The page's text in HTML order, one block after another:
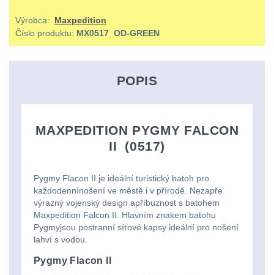
Kontakty
lm
510
2000
Nad
2000
tašky
Dětské
Ledvinky
Duffle
zbraniam
Popruhy
Velký
dlouhé
Multi-
range
Krátka
Ponča
kukly,
Chrániče
sluchu
Nášivky
Svítilny pro
Svítilny pro 26650
baterie1
Svítilny pro CR123A
nebo Li-ion 16340
baterie5
Výrobca: Maxpedition
Číslo produktu: MX0517_OD-GREEN
POPIS
MAXPEDITION PYGMY FALCON
II (0517)
Pygmy Flacon II je ideální turistický batoh pro
každodennínošení ve městě i v přírodě. Nezapře
výrazný vojenský design apříbuznost s batohem
Maxpedition Falcon II. Hlavním znakem batohu
Pygmyjsou postranní síťové kapsy ideální pro nošení
lahví s vodou.
Pygmy Flacon II